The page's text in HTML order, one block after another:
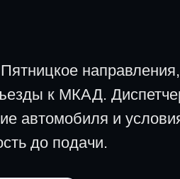
направления,
к МКАД.
автомобиля и
до подачи.